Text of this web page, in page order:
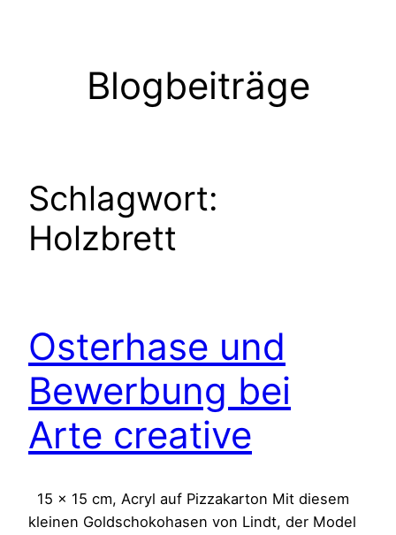
Blogbeiträge
Schlagwort:
Holzbrett
Osterhase und
Bewerbung bei
Arte creative
15 x 15 cm, Acryl auf Pizzakarton Mit diesem
kleinen Goldschokohasen von Lindt, der Model